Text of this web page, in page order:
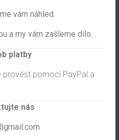
vám náhled.
a my vám zašleme dílo.
platby
provést pomocí PayPal a
nás